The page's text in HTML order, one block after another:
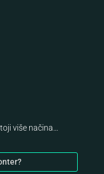
više načina…